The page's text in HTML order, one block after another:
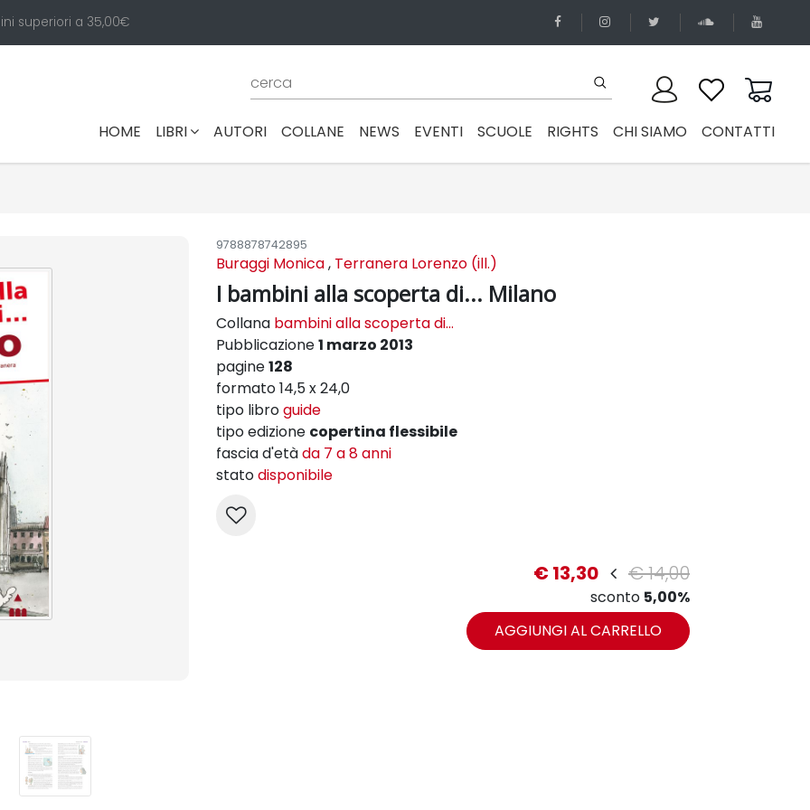
superiori a 35,00€
HOME (CURRENT)
LIBRI AUTORI COLLANE NEWS EVENTI SCUOLE RIGHTS CHI SIAMO CONTATTI
9788878742895
Buraggi Monica, Terranera Lorenzo (ill.)
I bambini alla scoperta di... Milano
Collana bambini alla scoperta di...
Pubblicazione1 marzo 2013
pagine128
formato 14,5 x 24,0
tipo libroguide
tipo edizione copertina flessibile
fascia d'etàda 7 a 8 anni
statodisponibile
€ 13,30 € 14,00
sconto 5,00%
AGGIUNGI AL CARRELLO